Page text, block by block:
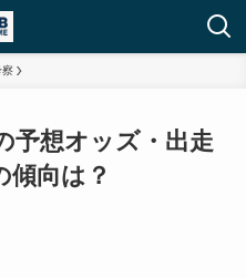
察
予想オッズ・出走
傾向は？